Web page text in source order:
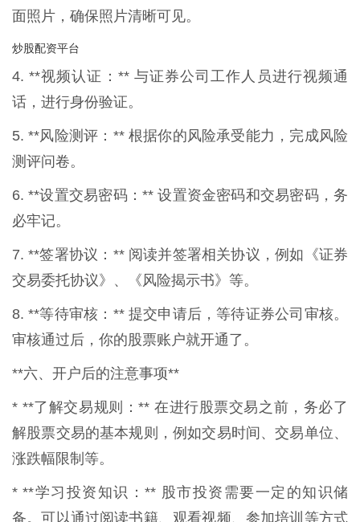
面照片，确保照片清晰可见。
炒股配资平台
4. **视频认证：** 与证券公司工作人员进行视频通
话，进行身份验证。
5. **风险测评：** 根据你的风险承受能力，完成风险
测评问卷。
6. **设置交易密码：** 设置资金密码和交易密码，务
必牢记。
7. **签署协议：** 阅读并签署相关协议，例如《证券
交易委托协议》、《风险揭示书》等。
8. **等待审核：** 提交申请后，等待证券公司审核。
审核通过后，你的股票账户就开通了。
**六、开户后的注意事项**
* **了解交易规则：** 在进行股票交易之前，务必了
解股票交易的基本规则，例如交易时间、交易单位、
涨跌幅限制等。
* **学习投资知识：** 股市投资需要一定的知识储
备。可以通过阅读书籍、观看视频、参加培训等方式